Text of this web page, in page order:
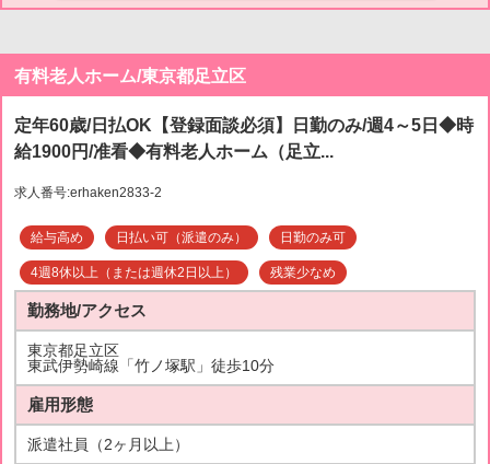
有料老人ホーム/東京都足立区
定年60歳/日払OK【登録面談必須】日勤のみ/週4～5日◆時
給1900円/准看◆有料老人ホーム（足立...
求人番号:erhaken2833-2
給与高め 日払い可（派遣のみ） 日勤のみ可
4週8休以上（または週休2日以上） 残業少なめ
勤務地/アクセス
東京都足立区
東武伊勢崎線「竹ノ塚駅」徒歩10分
雇用形態
派遣社員（2ヶ月以上）